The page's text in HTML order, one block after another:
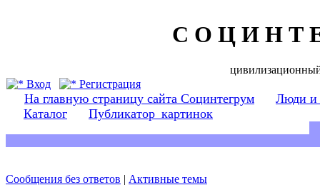
С О Ц И Н Т
Вход
Регистрация
На главную страницу сайта Социнтегрум
Люди и
Каталог
Публикатор_картинок
Сообщения без ответов | Активные темы